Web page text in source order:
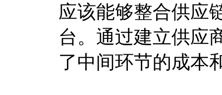
应该能够整合供应
台。通过建立供应
了中间环节的成本